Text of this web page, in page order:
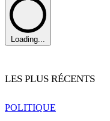
Loading...
LES PLUS RÉCENTS
POLITIQUE